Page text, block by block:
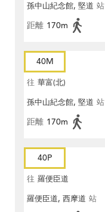
孫中山紀念館, 堅道 站
距離 170m
40M
往 華富(北)
孫中山紀念館, 堅道 站
距離 170m
40P
往 羅便臣道
羅便臣道, 西摩道 站